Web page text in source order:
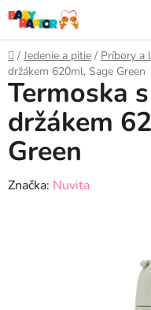
Prejsť
na
obsah
Domov
/ Jedenie a pitie / Príbory a
držákem 620ml, Sage Green
Termoska
držákem
Green
Značka: Nuvita